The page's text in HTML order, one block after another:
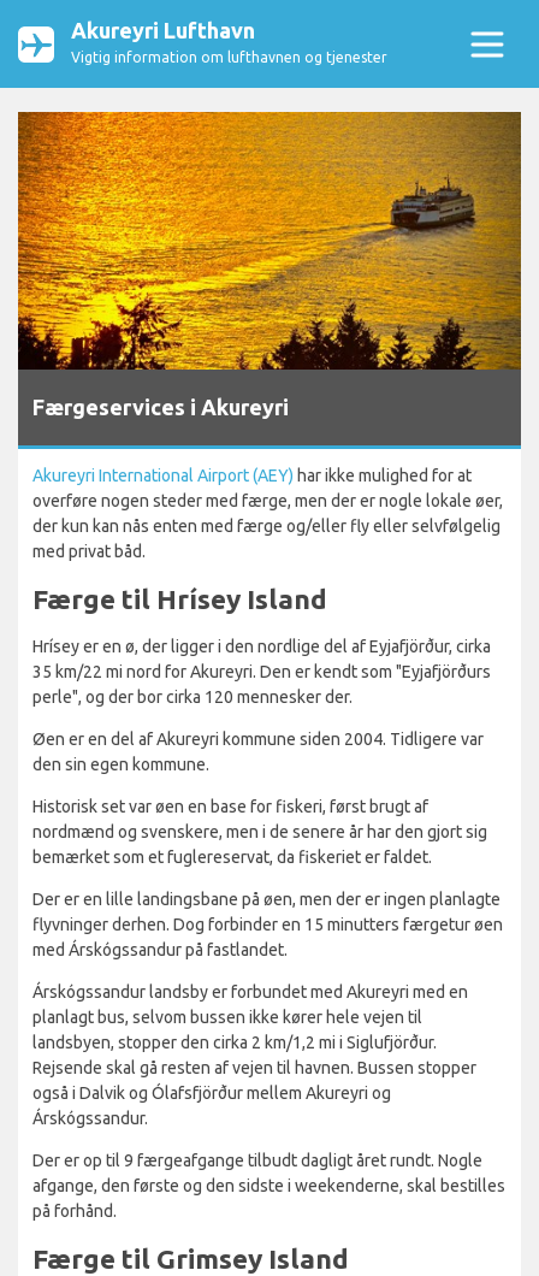
Akureyri Lufthavn
Vigtig information om lufthavnen og tjenester
Færgeservices i Akureyri
Akureyri International Airport (AEY) har ikke mulighed for at
overføre nogen steder med færge, men der er nogle lokale øer,
der kun kan nås enten med færge og/eller fly eller selvfølgelig
med privat båd.
Færge til Hrísey Island
Hrísey er en ø, der ligger i den nordlige del af Eyjafjörður, cirka
35 km/22 mi nord for Akureyri. Den er kendt som "Eyjafjörðurs
perle", og der bor cirka 120 mennesker der.
Øen er en del af Akureyri kommune siden 2004. Tidligere var
den sin egen kommune.
Historisk set var øen en base for fiskeri, først brugt af
nordmænd og svenskere, men i de senere år har den gjort sig
bemærket som et fuglereservat, da fiskeriet er faldet.
Der er en lille landingsbane på øen, men der er ingen planlagte
flyvninger derhen. Dog forbinder en 15 minutters færgetur øen
med Árskógssandur på fastlandet.
Árskógssandur landsby er forbundet med Akureyri med en
planlagt bus, selvom bussen ikke kører hele vejen til
landsbyen, stopper den cirka 2 km/1,2 mi i Siglufjörður.
Rejsende skal gå resten af vejen til havnen. Bussen stopper
også i Dalvik og Ólafsfjörður mellem Akureyri og
Árskógssandur.
Der er op til 9 færgeafgange tilbudt dagligt året rundt. Nogle
afgange, den første og den sidste i weekenderne, skal bestilles
på forhånd.
Færge til Grimsey Island